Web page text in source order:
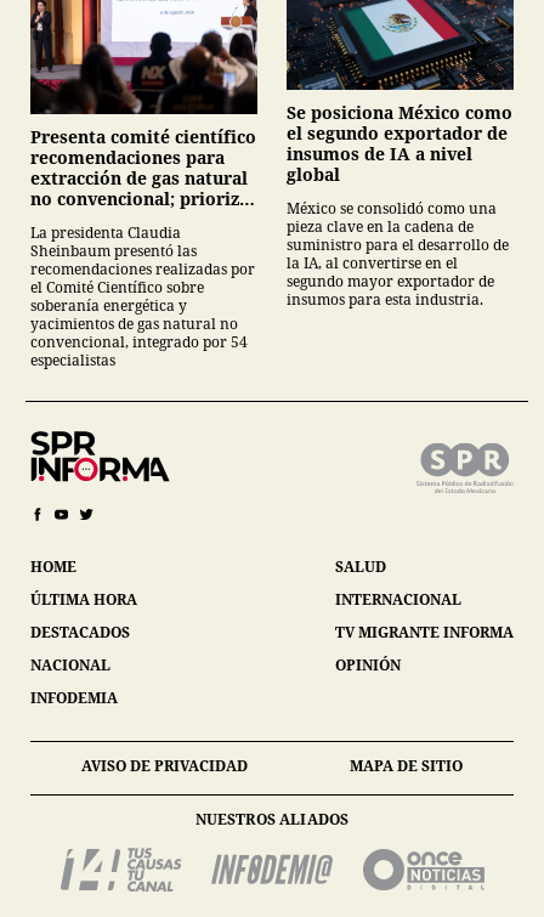
Presenta comité científico
recomendaciones para
extracción de gas natural
no convencional; prioriza
descarta yacimiento
Tampico-Misantla
La presidenta Claudia
Sheinbaum presentó las
recomendaciones realizadas por
el Comité Científico sobre
soberanía energética y
yacimientos de gas natural no
convencional, integrado por 54
especialistas
Se posiciona México como
el segundo exportador de
insumos de IA a nivel
global
México se consolidó como una
pieza clave en la cadena de
suministro para el desarrollo de
la IA, al convertirse en el
segundo mayor exportador de
insumos para esta industria.
HOME
ÚLTIMA HORA
DESTACADOS
NACIONAL
INFODEMIA
SALUD
INTERNACIONAL
TV MIGRANTE INFORMA
OPINIÓN
AVISO DE PRIVACIDAD MAPA DE SITIO
NUESTROS ALIADOS